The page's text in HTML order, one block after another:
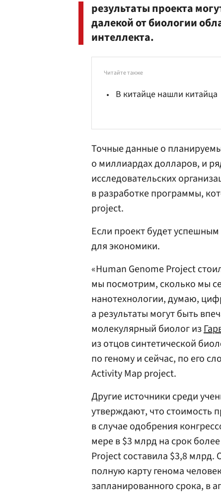
результаты проекта
далекой от биологии
интеллекта.
Читайте также
В китайце нашли китайца
Точные данные о
о миллиардах долларов, и
исследовательских
в разработке программы,
project.
Если проект будет успешным
для экономики.
«Human Genome Project
мы посмотрим, сколько мы
нанотехнологии, думаю,
а результаты могут быть
молекулярный биолог из
из отцов синтетической
по геному и сейчас, по его
Activity Map project.
Другие источники среди
утверждают, что стоимость
в случае одобрения
мере в $3 млрд на срок
Project составила $3,8 млрд.
полную карту генома
запланированного срока, в